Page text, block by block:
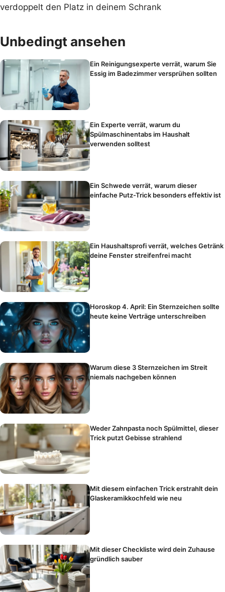
verdoppelt den Platz in deinem Schrank
Unbedingt ansehen
Ein Reinigungsexperte verrät, warum Sie
Essig im Badezimmer versprühen sollten
Ein Experte verrät, warum du
Spülmaschinentabs im Haushalt
verwenden solltest
Ein Schwede verrät, warum dieser
einfache Putz-Trick besonders effektiv ist
Ein Haushaltsprofi verrät, welches Getränk
deine Fenster streifenfrei macht
Horoskop 4. April: Ein Sternzeichen sollte
heute keine Verträge unterschreiben
Warum diese 3 Sternzeichen im Streit
niemals nachgeben können
Weder Zahnpasta noch Spülmittel, dieser
Trick putzt Gebisse strahlend
Mit diesem einfachen Trick erstrahlt dein
Glaskeramikkochfeld wie neu
Mit dieser Checkliste wird dein Zuhause
gründlich sauber